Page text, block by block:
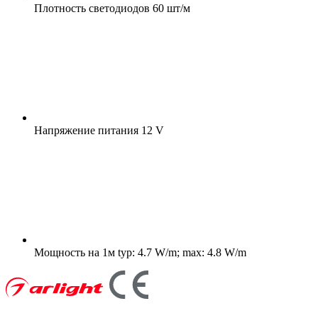
Плотность светодиодов 60 шт/м
Напряжение питания 12 V
Мощность на 1м typ: 4.7 W/m; max: 4.8 W/m